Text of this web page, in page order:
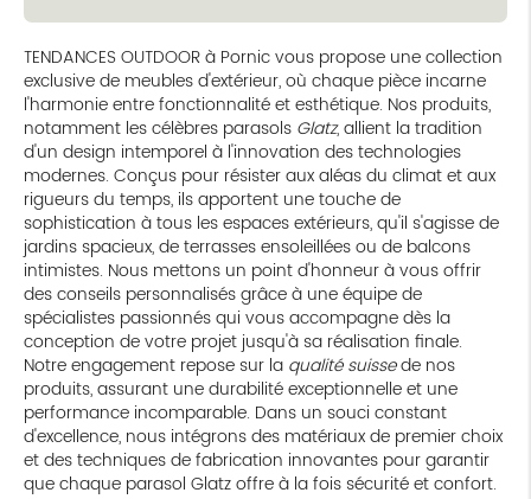
TENDANCES OUTDOOR à Pornic vous propose une collection
exclusive de meubles d'extérieur, où chaque pièce incarne
l'harmonie entre fonctionnalité et esthétique. Nos produits,
notamment les célèbres parasols Glatz, allient la tradition
d'un design intemporel à l'innovation des technologies
modernes. Conçus pour résister aux aléas du climat et aux
rigueurs du temps, ils apportent une touche de
sophistication à tous les espaces extérieurs, qu'il s'agisse de
jardins spacieux, de terrasses ensoleillées ou de balcons
intimistes. Nous mettons un point d'honneur à vous offrir
des conseils personnalisés grâce à une équipe de
spécialistes passionnés qui vous accompagne dès la
conception de votre projet jusqu'à sa réalisation finale.
Notre engagement repose sur la qualité suissede nos
produits, assurant une durabilité exceptionnelle et une
performance incomparable. Dans un souci constant
d'excellence, nous intégrons des matériaux de premier choix
et des techniques de fabrication innovantes pour garantir
que chaque parasol Glatz offre à la fois sécurité et confort.